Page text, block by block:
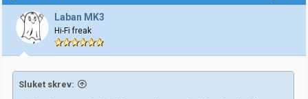
j
o
n
e
r
Laban MK3
Hi-Fi freak
Sluket skrev: